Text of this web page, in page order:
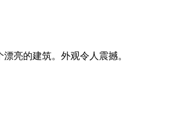
亮的建筑。外观令人震撼。